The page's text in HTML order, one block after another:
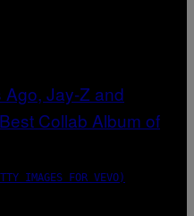
IMAGES FOR VEVO)